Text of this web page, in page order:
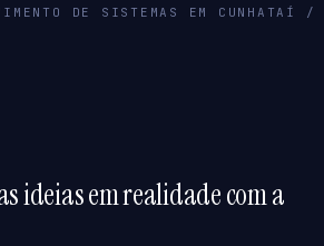
DE SISTEMAS EM CUNHATAÍ /
ideias em realidade com a